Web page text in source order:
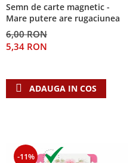
Semn de carte magnetic -
Mare putere are rugaciunea
6,00 RON
5,34 RON
ADAUGA IN COS
-11%